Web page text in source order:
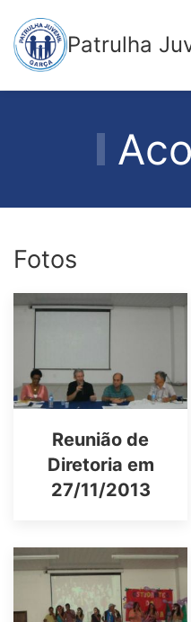
Patrulha
Fotos
Reunião de
Diretoria em
27/11/2013